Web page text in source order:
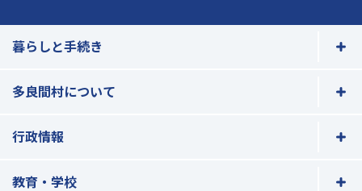
暮らしと手続き
多良間村について
行政情報
教育・学校